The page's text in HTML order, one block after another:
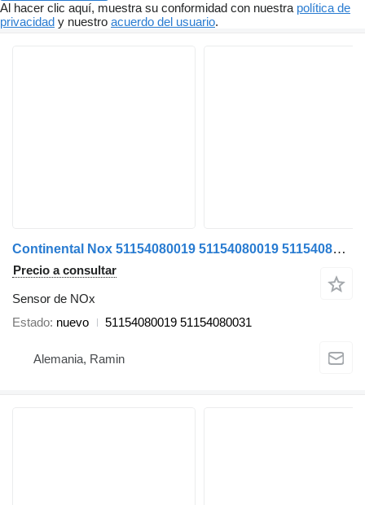
Al hacer clic aquí, muestra su conformidad con nuestra política de
privacidad y nuestro acuerdo del usuario.
Continental Nox 51154080019 51154080019 51154080031 sensor de NOx para MAN TGX TGS LIONS cabeza tractora
Precio a consultar
Sensor de NOx
Estado nuevo 51154080019 51154080031
Alemania, Ramin